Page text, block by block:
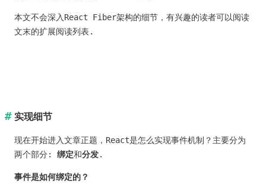
本文不会深入React Fiber架构的细节，有兴趣的读者可以阅读
文末的扩展阅读列表.
实现细节
现在开始进入文章正题，React是怎么实现事件机制？主要分为
两个部分: 绑定和分发.
事件是如何绑定的？